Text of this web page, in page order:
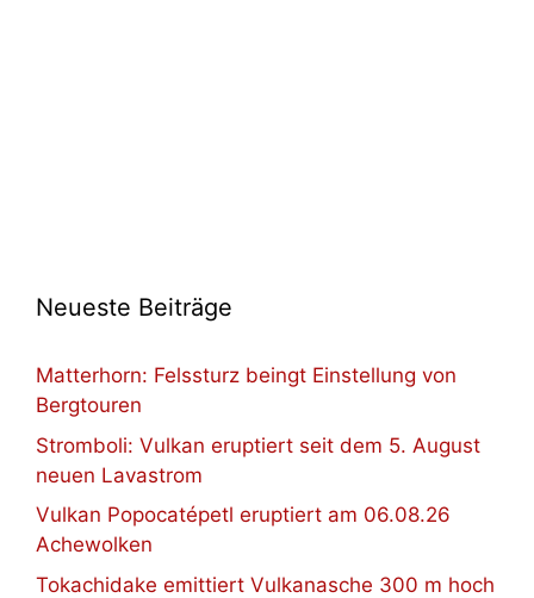
Neueste Beiträge
Matterhorn: Felssturz beingt Einstellung von
Bergtouren
Stromboli: Vulkan eruptiert seit dem 5. August
neuen Lavastrom
Vulkan Popocatépetl eruptiert am 06.08.26
Achewolken
Tokachidake emittiert Vulkanasche 300 m hoch